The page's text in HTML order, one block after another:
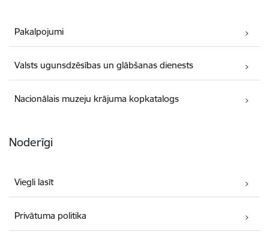
Pakalpojumi
Valsts ugunsdzēsības un glābšanas dienests
Nacionālais muzeju krājuma kopkatalogs
Noderīgi
Viegli lasīt
Privātuma politika